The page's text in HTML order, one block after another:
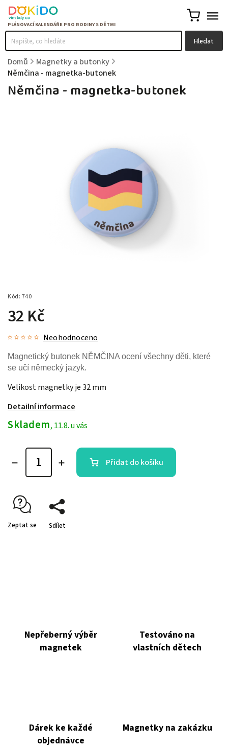
Hledat
Domů / Magnetky a butonky /
Němčina - magnetka-butonek
Němčina - magnetka-butonek
Kód: 740
32 Kč
Neohodnoceno
Magnetický butonek NĚMČINA ocení všechny děti, které
se učí německý jazyk.
Velikost magnetky je 32 mm
Detailní informace
Skladem, 11.8. u vás
Přidat do košíku
Zeptat se Sdílet
Nepřeberný výběr
magnetek
Testováno na
vlastních dětech
Dárek ke každé
objednávce
Magnetky na zakázku